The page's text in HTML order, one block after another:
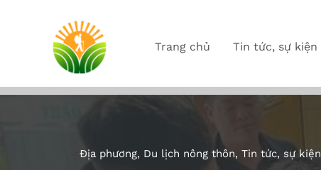
Trang chủ Tin tức, sự kiện
Địa phương, Du lịch nông thôn, Tin tức, sự kiện